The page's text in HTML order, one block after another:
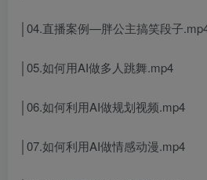
│04.直播案例—胖公主搞笑段子
│05.如何用AI做多人跳舞.mp4
│06.如何利用AI做规划视频.mp4
│07.如何利用AI做情感动漫.mp4